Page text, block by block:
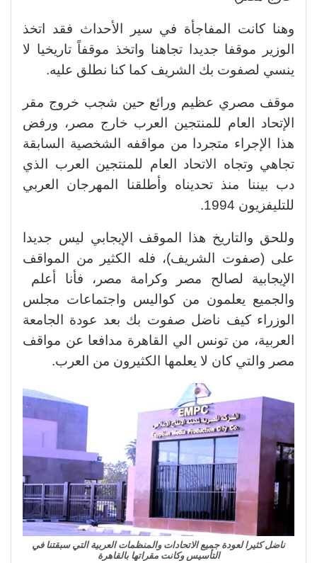
وهنا كانت المفاجأة في سير الأحداث فقد اتخذ
الوزير موقفا جديدا تجاهنا واتخذ موقفاً تاريخيا لا
ينسي لصفوت بك الشريف كما كنا نطلق عليه.
موقف مصري عظيم ورائع حين شجب خروج مقر
الإتحاد العام للمنتجين العرب خارج مصر، ورفض
هذا الإجراء متجردا من مواقفه الشخصية السابقة
تجاهي وتجاه الاتحاد العام للمنتجين العرب الذي
دب بيننا منذ تحديناه وأطلقنا المهرجان العربي
للتليفزيون 1994.
وللحق والتاريخ هذا الموقف الإيجابي ليس جديدا
على (صفوت الشريف)، فله الكثير من المواقف
الإيجابية لصالح مصر وكرامة مصر، فأنا أعلم
والجميع يعلمون من كواليس واجتماعات مجلس
الوزراء كيف ناضل صفوت بك بعد عودة الجامعة
العربية، من تونس الي القاهرة مدافعا عن مواقف
مصر والتي كان لا يعلمها الكثيرون من العرب.
ناضل كثيرا لعودة جميع الاتحادات والمنظمات العربية التي سبقتنا في
التأسيس وكانت مقراتها بالقاهرة